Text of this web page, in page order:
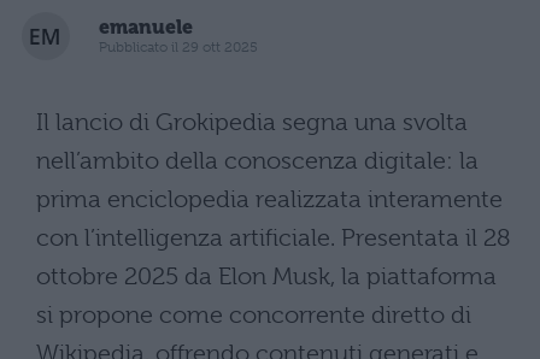
emanuele
Pubblicato il 29 ott 2025
Il lancio di Grokipedia segna una svolta
nell’ambito della conoscenza digitale: la
prima enciclopedia realizzata interamente
con l’intelligenza artificiale. Presentata il 28
ottobre 2025 da Elon Musk, la piattaforma
si propone come concorrente diretto di
Wikipedia, offrendo contenuti generati e